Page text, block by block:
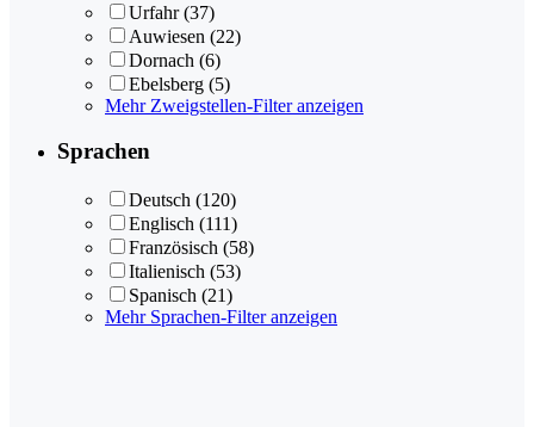
Urfahr (37)
Auwiesen (22)
Dornach (6)
Ebelsberg (5)
Mehr Zweigstellen-Filter anzeigen
Sprachen
Deutsch (120)
Englisch (111)
Französisch (58)
Italienisch (53)
Spanisch (21)
Mehr Sprachen-Filter anzeigen